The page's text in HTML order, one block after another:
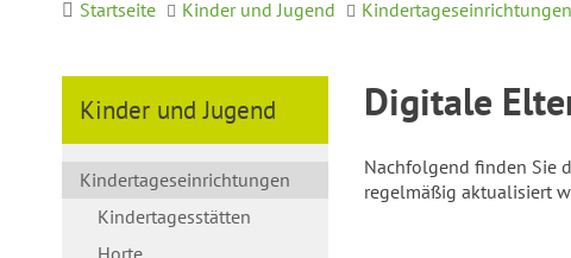
Startseite Kinder und Jugend Kindertageseinrichtungen
Kinder und Jugend
Kindertageseinrichtungen
Kindertagesstätten
Horte
Digitale
Nachfolgend finden Sie
regelmäßig aktualisiert